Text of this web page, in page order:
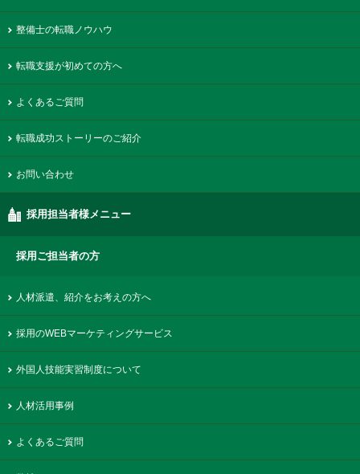
整備士の転職ノウハウ
転職支援が初めての方へ
よくあるご質問
転職成功ストーリーのご紹介
お問い合わせ
採用担当者様メニュー
採用ご担当者の方
人材派遣、紹介をお考えの方へ
採用のWEBマーケティングサービス
外国人技能実習制度について
人材活用事例
よくあるご質問